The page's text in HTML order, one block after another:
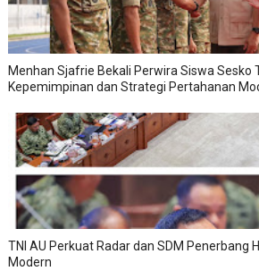
Menhan Sjafrie Bekali Perwira Siswa Sesko
Kepemimpinan dan Strategi Pertahanan
TNI AU Perkuat Radar dan SDM Penerbang
Modern